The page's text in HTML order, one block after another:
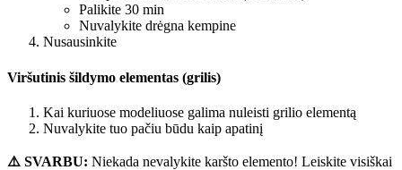
Palikite 30 min
Nuvalykite drėgna kempine
Nusausinkite
Viršutinis šildymo elementas (grilis)
Kai kuriuose modeliuose galima nuleisti grilio elementą
Nuvalykite tuo pačiu būdu kaip apatinį
⚠️ SVARBU: Niekada nevalykite karšto elemento! Leiskite visiškai